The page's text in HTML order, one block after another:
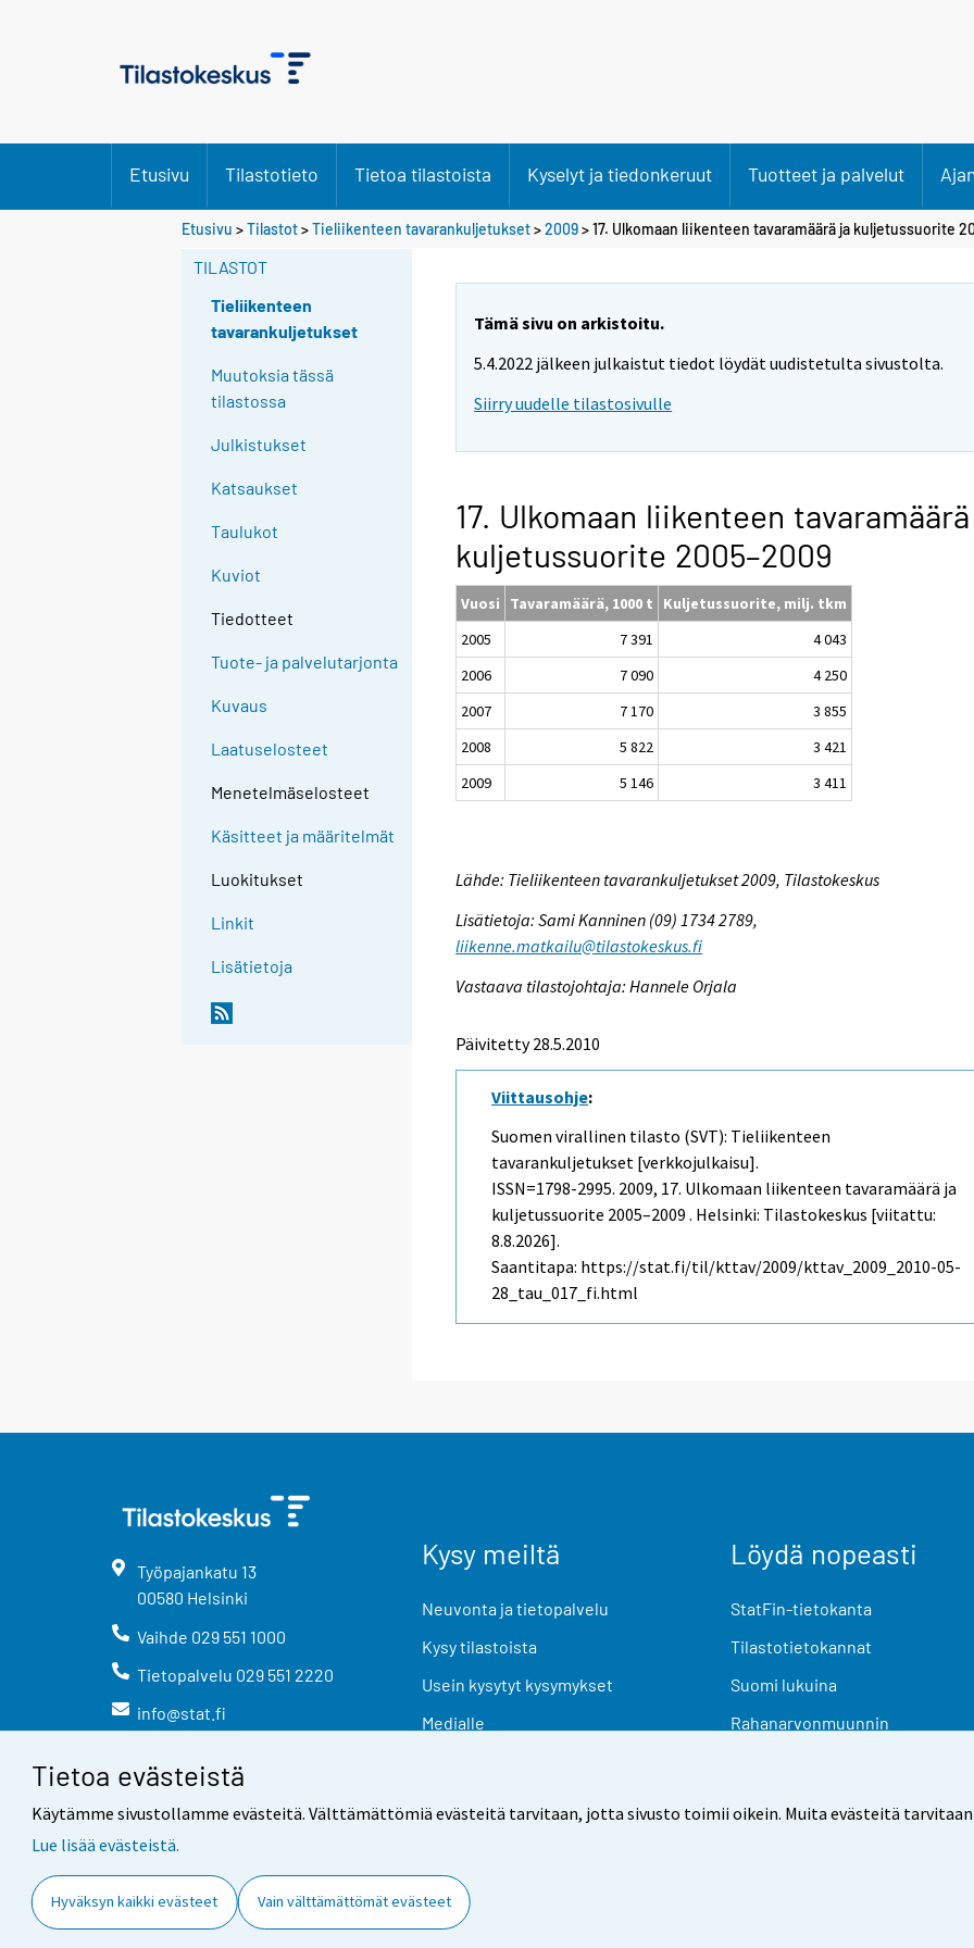
Tietoa evästeistä
Käytämme sivustollamme evästeitä. Välttämättömiä evästeitä tarvitaan, jotta sivusto toimii oikein. Muita evästeitä
Lue lisää evästeistä.
Hyväksyn kaikki evästeet Vain välttämättömät evästeet
Etusivu Tilastotieto Tietoa tilastoista Kyselyt ja tiedonkeruut Tuotteet ja palvelut
Etusivu >Tilastot>Tieliikenteen tavarankuljetukset>2009> 17. Ulkomaan liikenteen tavaramäärä ja kuljetussuorite
TILASTOT
Tieliikenteen
tavarankuljetukset
Muutoksia tässä
tilastossa
Julkistukset
Katsaukset
Taulukot
Kuviot
Tiedotteet
Tuote- ja palvelutarjonta
Kuvaus
Laatuselosteet
Menetelmäselosteet
Käsitteet ja määritelmät
Luokitukset
Linkit
Lisätietoja
Tämä sivu on arkistoitu.
5.4.2022 jälkeen julkaistut tiedot löydät uudistetulta sivustolta.
Siirry uudelle tilastosivulle
17. Ulkomaan liikenteen
kuljetussuorite 2005–2009
Vuosi Tavaramäärä, 1000 t
Kuljetussuorite, milj. tkm
2005
7 391
4 043
2006
7 090
4 250
2007
7 170
3 855
2008
5 822
3 421
2009
5 146 3 411
Lähde: Tieliikenteen tavarankuljetukset 2009, Tilastokeskus
Lisätietoja: Sami Kanninen (09) 1734 2789,
liikenne.matkailu@tilastokeskus.fi
Vastaava tilastojohtaja: Hannele Orjala
Päivitetty 28.5.2010
Viittausohje:
Suomen virallinen tilasto (SVT): Tieliikenteen
tavarankuljetukset [verkkojulkaisu].
ISSN=1798-2995. 2009, 17. Ulkomaan liikenteen tavaramäärä ja
kuljetussuorite 2005–2009 . Helsinki: Tilastokeskus [viitattu:
8.8.2026].
Saantitapa: https://stat.fi/til/kttav/2009/kttav_2009_2010-05-
28_tau_017_fi.html
Työpajankatu 13
00580 Helsinki
Vaihde 029 551 1000
Tietopalvelu 029 551 2220
info@stat.fi
Kysy meiltä
Neuvonta ja tietopalvelu
Kysy tilastoista
Usein kysytyt kysymykset
Medialle
Löydä nopeasti
StatFin-tietokanta
Tilastotietokannat
Suomi lukuina
Rahanarvonmuunnin
Yhteystiedot Palaute